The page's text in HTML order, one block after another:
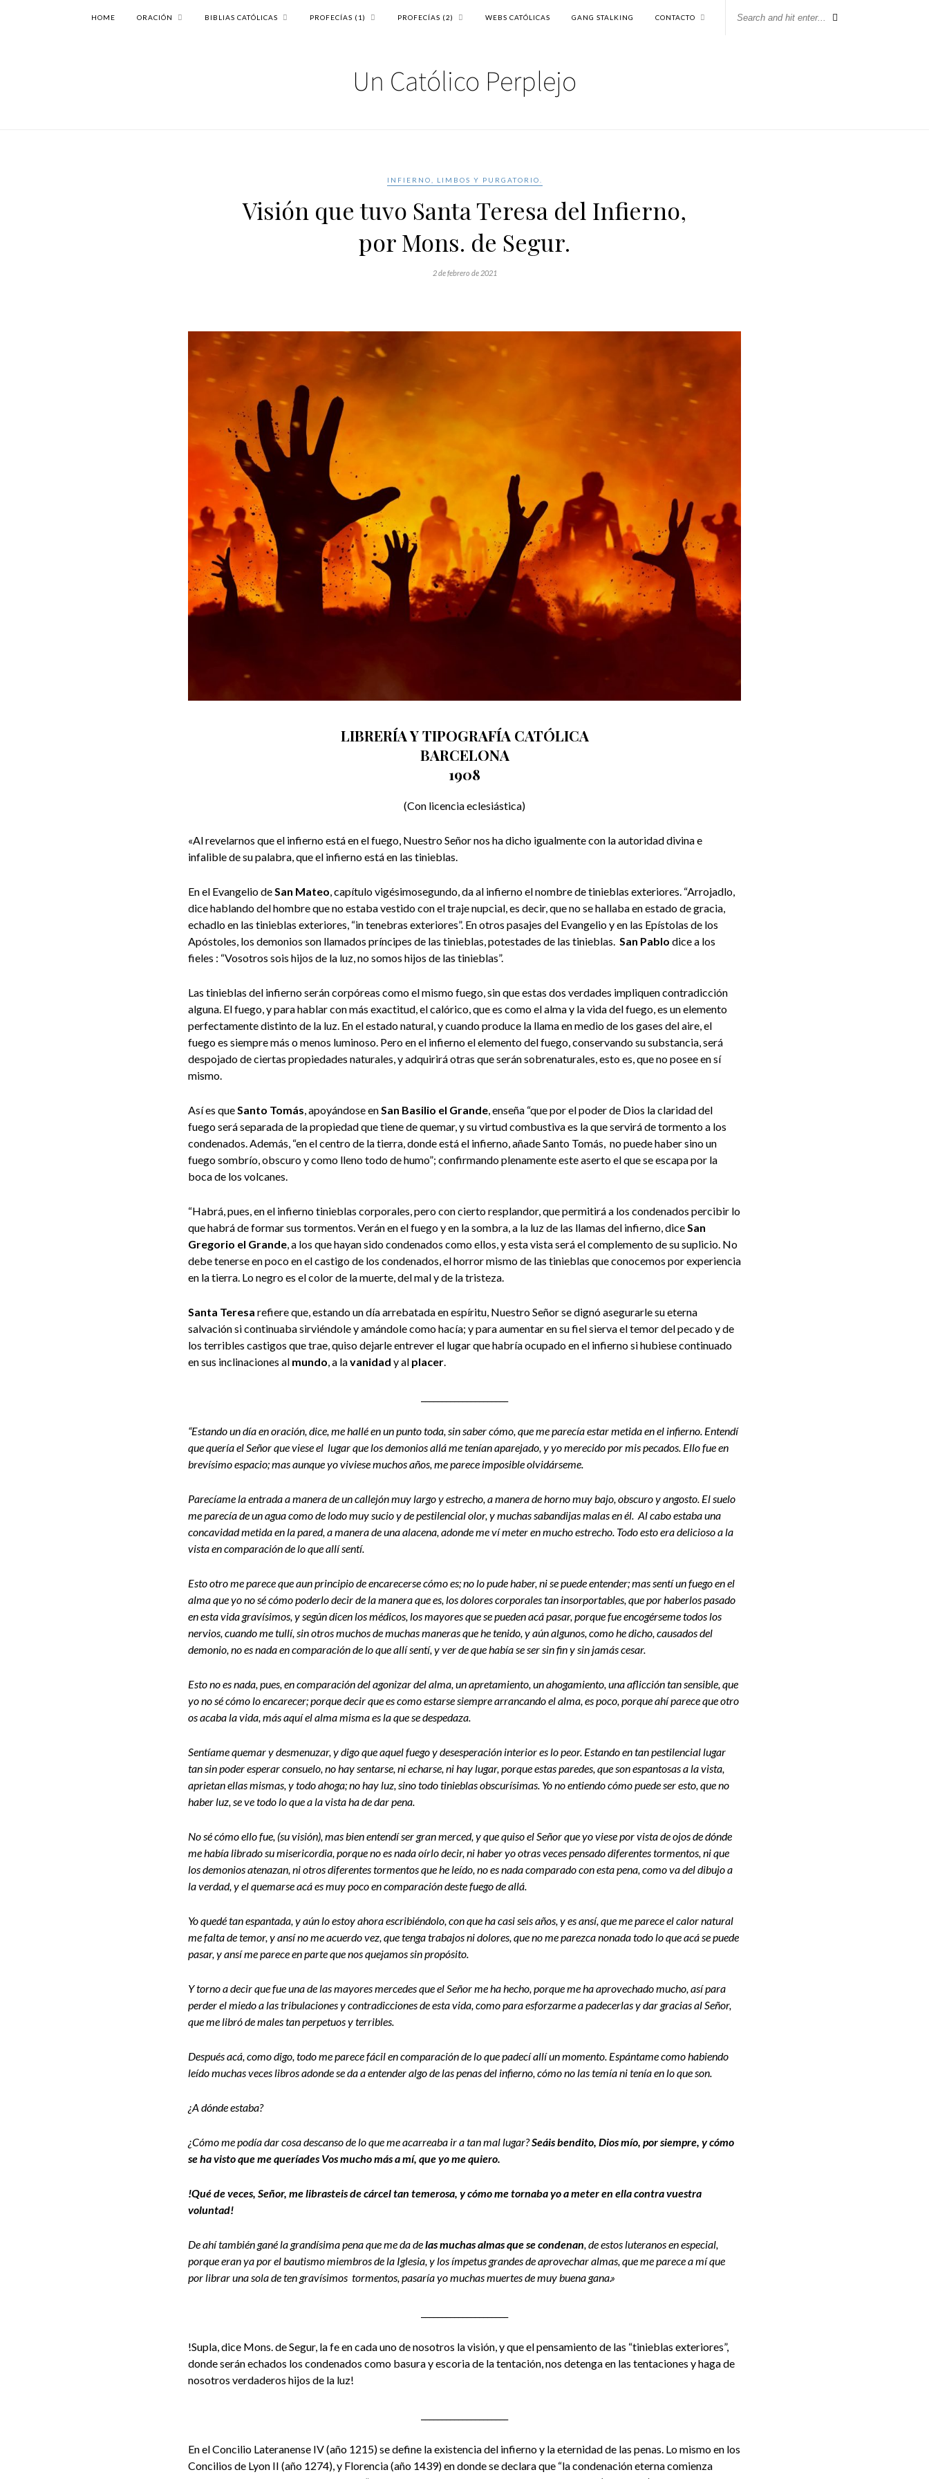
HOME ORACIÓN BIBLIAS CATÓLICAS PROFECÍAS (1) PROFECÍAS (2) WEBS CATÓLICAS GANG STALKING CONTACTO
INFIERNO, LIMBOS Y PURGATORIO.
Visión que tuvo Santa Teresa del Infierno,
por Mons. de Segur.
2 de febrero de 2021
LIBRERÍA Y TIPOGRAFÍA CATÓLICA
BARCELONA
1908
(Con licencia eclesiástica)
«Al revelarnos que el infierno está en el fuego, Nuestro Señor nos ha dicho igualmente con la autoridad divina e
infalible de su palabra, que el infierno está en las tinieblas.
En el Evangelio deSan Mateo, capítulo vigésimosegundo, da al infierno el nombre de tinieblas exteriores. “Arrojadlo,
dice hablando del hombre que no estaba vestido con el traje nupcial, es decir, que no se hallaba en estado de gracia,
echadlo en las tinieblas exteriores, “in tenebras exteriores”. En otros pasajes del Evangelio y en las Epístolas de los
Apóstoles, los demonios son llamados príncipes de las tinieblas, potestades de las tinieblas. San Pablo dice a los
fieles : “Vosotros sois hijos de la luz, no somos hijos de las tinieblas”.
Las tinieblas del infierno serán corpóreas como el mismo fuego, sin que estas dos verdades impliquen contradicción
alguna. El fuego, y para hablar con más exactitud, el calórico, que es como el alma y la vida del fuego, es un elemento
perfectamente distinto de la luz. En el estado natural, y cuando produce la llama en medio de los gases del aire, el
fuego es siempre más o menos luminoso. Pero en el infierno el elemento del fuego, conservando su substancia, será
despojado de ciertas propiedades naturales, y adquirirá otras que serán sobrenaturales, esto es, que no posee en sí
mismo.
Así es queSanto Tomás, apoyándose enSan Basilio el Grande, enseña “que por el poder de Dios la claridad del
fuego será separada de la propiedad que tiene de quemar, y su virtud combustiva es la que servirá de tormento a los
condenados. Además, “en el centro de la tierra, donde está el infierno, añade Santo Tomás, no puede haber sino un
fuego sombrío, obscuro y como lleno todo de humo”; confirmando plenamente este aserto el que se escapa por la
boca de los volcanes.
“Habrá, pues, en el infierno tinieblas corporales, pero con cierto resplandor, que permitirá a los condenados percibir lo
que habrá de formar sus tormentos. Verán en el fuego y en la sombra, a la luz de las llamas del infierno, diceSan
Gregorio el Grande, a los que hayan sido condenados como ellos, y esta vista será el complemento de su suplicio. No
debe tenerse en poco en el castigo de los condenados, el horror mismo de las tinieblas que conocemos por experiencia
en la tierra. Lo negro es el color de la muerte, del mal y de la tristeza.
Santa Teresa refiere que, estando un día arrebatada en espíritu, Nuestro Señor se dignó asegurarle su eterna
salvación si continuaba sirviéndole y amándole como hacía; y para aumentar en su fiel sierva el temor del pecado y de
los terribles castigos que trae, quiso dejarle entrever el lugar que habría ocupado en el infierno si hubiese continuado
en sus inclinaciones al mundo, a lavanidad y al placer.
“Estando un día en oración, dice, me hallé en un punto toda, sin saber cómo, que me parecía estar metida en el infierno. Entendí
que quería el Señor que viese el lugar que los demonios allá me tenían aparejado, y yo merecido por mis pecados. Ello fue en
brevísimo espacio; mas aunque yo viviese muchos años, me parece imposible olvidárseme.
Parecíame la entrada a manera de un callejón muy largo y estrecho, a manera de horno muy bajo, obscuro y angosto. El suelo
me parecía de un agua como de lodo muy sucio y de pestilencial olor, y muchas sabandijas malas en él. Al cabo estaba una
concavidad metida en la pared, a manera de una alacena, adonde me ví meter en mucho estrecho. Todo esto era delicioso a la
vista en comparación de lo que allí sentí.
Esto otro me parece que aun principio de encarecerse cómo es; no lo pude haber, ni se puede entender; mas sentí un fuego en el
alma que yo no sé cómo poderlo decir de la manera que es, los dolores corporales tan insorportables, que por haberlos pasado
en esta vida gravísimos, y según dicen los médicos, los mayores que se pueden acá pasar, porque fue encogérseme todos los
nervios, cuando me tullí, sin otros muchos de muchas maneras que he tenido, y aún algunos, como he dicho, causados del
demonio, no es nada en comparación de lo que allí sentí, y ver de que había se ser sin fin y sin jamás cesar.
Esto no es nada, pues, en comparación del agonizar del alma, un apretamiento, un ahogamiento, una aflicción tan sensible, que
yo no sé cómo lo encarecer; porque decir que es como estarse siempre arrancando el alma, es poco, porque ahí parece que otro
os acaba la vida, más aquí el alma misma es la que se despedaza.
Sentíame quemar y desmenuzar, y digo que aquel fuego y desesperación interior es lo peor. Estando en tan pestilencial lugar
tan sin poder esperar consuelo, no hay sentarse, ni echarse, ni hay lugar, porque estas paredes, que son espantosas a la vista,
aprietan ellas mismas, y todo ahoga; no hay luz, sino todo tinieblas obscurísimas. Yo no entiendo cómo puede ser esto, que no
haber luz, se ve todo lo que a la vista ha de dar pena.
No sé cómo ello fue, (su visión), mas bien entendí ser gran merced, y que quiso el Señor que yo viese por vista de ojos de dónde
me había librado su misericordia, porque no es nada oírlo decir, ni haber yo otras veces pensado diferentes tormentos, ni que
los demonios atenazan, ni otros diferentes tormentos que he leído, no es nada comparado con esta pena, como va del dibujo a
la verdad, y el quemarse acá es muy poco en comparación deste fuego de allá.
Yo quedé tan espantada, y aún lo estoy ahora escribiéndolo, con que ha casi seis años, y es ansí, que me parece el calor natural
me falta de temor, y ansí no me acuerdo vez, que tenga trabajos ni dolores, que no me parezca nonada todo lo que acá se puede
pasar, y ansí me parece en parte que nos quejamos sin propósito.
Y torno a decir que fue una de las mayores mercedes que el Señor me ha hecho, porque me ha aprovechado mucho, así para
perder el miedo a las tribulaciones y contradicciones de esta vida, como para esforzarme a padecerlas y dar gracias al Señor,
que me libró de males tan perpetuos y terribles.
Después acá, como digo, todo me parece fácil en comparación de lo que padecí allí un momento. Espántame como habiendo
leído muchas veces libros adonde se da a entender algo de las penas del infierno, cómo no las temía ni tenía en lo que son.
¿A dónde estaba?
¿Cómo me podía dar cosa descanso de lo que me acarreaba ir a tan mal lugar?Seáis bendito, Dios mío, por siempre, y cómo
se ha visto que me queríades Vos mucho más a mí, que yo me quiero.
!Qué de veces, Señor, me librasteis de cárcel tan temerosa, y cómo me tornaba yo a meter en ella contra vuestra
voluntad!
De ahí también gané la grandísima pena que me da delas muchas almas que se condenan, de estos luteranos en especial,
porque eran ya por el bautismo miembros de la Iglesia, y los ímpetus grandes de aprovechar almas, que me parece a mí que
por librar una sola de ten gravísimos tormentos, pasaría yo muchas muertes de muy buena gana.»
!Supla, dice Mons. de Segur, la fe en cada uno de nosotros la visión, y que el pensamiento de las “tinieblas exteriores”,
donde serán echados los condenados como basura y escoria de la tentación, nos detenga en las tentaciones y haga de
nosotros verdaderos hijos de la luz!
En el Concilio Lateranense IV (año 1215) se define la existencia del infierno y la eternidad de las penas. Lo mismo en los
Concilios de Lyon II (año 1274), y Florencia (año 1439) en donde se declara que “la condenación eterna comienza